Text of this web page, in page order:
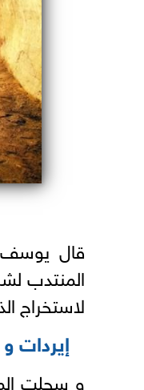
قال يوسف
المنتدب
لاستخراج الذهب بلغت 6 مليار
إيردات